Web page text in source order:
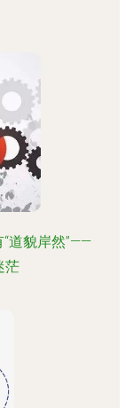
道貌岸然”——
茫